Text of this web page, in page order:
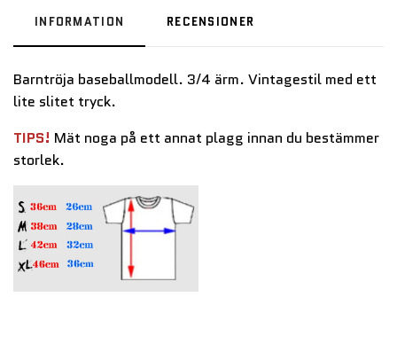
INFORMATION RECENSIONER
Barntröja baseballmodell. 3/4 ärm. Vintagestil med ett
lite slitet tryck.
TIPS! Mät noga på ett annat plagg innan du bestämmer
storlek.